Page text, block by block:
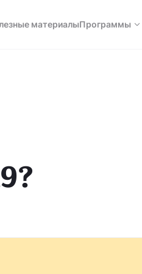
материалыПрограммы